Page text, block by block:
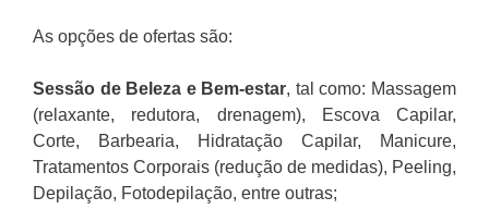
As opções de ofertas são:
Sessão de Beleza e Bem-estar, tal como: Massagem
(relaxante, redutora, drenagem), Escova Capilar,
Corte, Barbearia, Hidratação Capilar, Manicure,
Tratamentos Corporais (redução de medidas), Peeling,
Depilação, Fotodepilação, entre outras;